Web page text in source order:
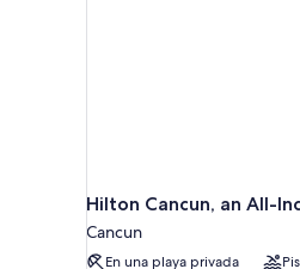
Hilton Cancun, an All-
Cancun
En una playa privada